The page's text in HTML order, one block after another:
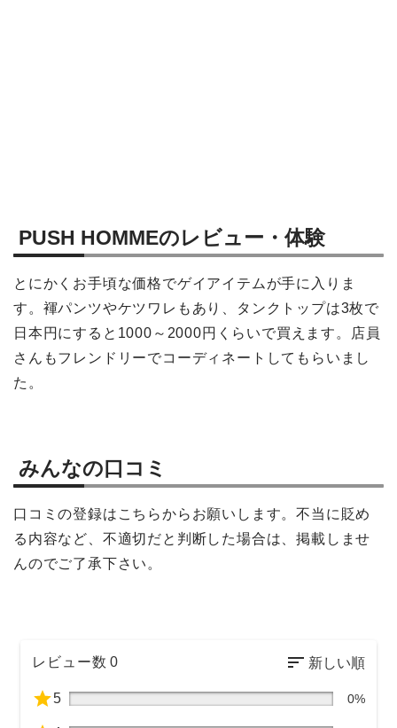
PUSH HOMMEのレビュー・体験
とにかくお手頃な価格でゲイアイテムが手に入りま
す。褌パンツやケツワレもあり、タンクトップは3枚で
日本円にすると1000～2000円くらいで買えます。店員
さんもフレンドリーでコーディネートしてもらいまし
た。
みんなの口コミ
口コミの登録はこちらからお願いします。不当に貶め
る内容など、不適切だと判断した場合は、掲載しませ
んのでご了承下さい。
レビュー数 0
5 0%